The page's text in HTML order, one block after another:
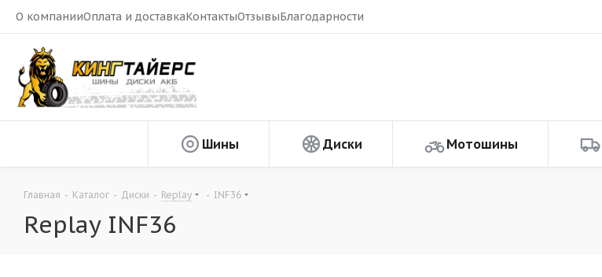
О компанииОплата и доставкаКонтактыОтзывыБлагодарности
Шины Диски Мотошины
Главная - Каталог - Диски - Replay - INF36
Replay INF36